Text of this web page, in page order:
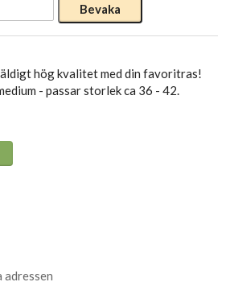
Bevaka
hög kvalitet med din favoritras!
- passar storlek ca 36 - 42.
adressen